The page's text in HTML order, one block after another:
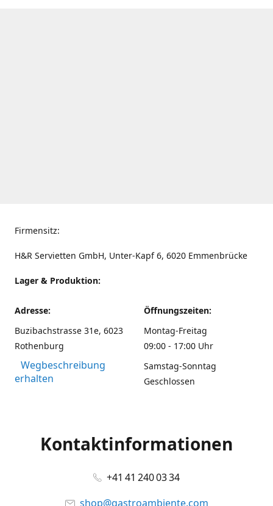
Firmensitz:
H&R Servietten GmbH, Unter-Kapf 6, 6020 Emmenbrücke
Lager & Produktion:
Adresse:
Buzibachstrasse 31e, 6023
Rothenburg
Wegbeschreibung
erhalten
Öffnungszeiten:
Montag-Freitag
09:00 - 17:00 Uhr
Samstag-Sonntag
Geschlossen
Kontaktinformationen
+41 41 240 03 34
shop@gastroambiente.com